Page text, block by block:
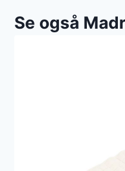
Se også